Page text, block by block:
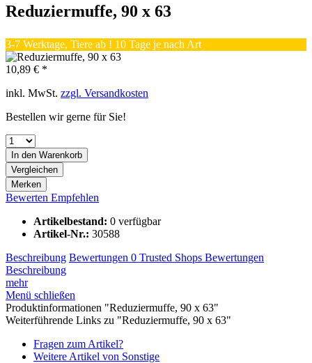
Reduziermuffe, 90 x 63
3-7 Werktage, Tiere ab ! 10 Tage je nach Art
10,89 € *
inkl. MwSt. zzgl. Versandkosten
Bestellen wir gerne für Sie!
In den Warenkorb
Vergleichen
Merken
Bewerten Empfehlen
Artikelbestand: 0 verfügbar
Artikel-Nr.: 30588
Beschreibung Bewertungen 0 Trusted Shops Bewertungen
Beschreibung
mehr
Menü schließen
Produktinformationen "Reduziermuffe, 90 x 63"
Weiterführende Links zu "Reduziermuffe, 90 x 63"
Fragen zum Artikel?
Weitere Artikel von Sonstige